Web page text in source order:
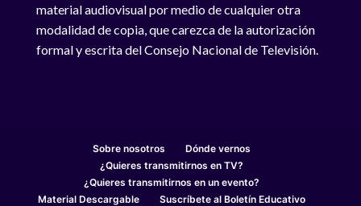
material audiovisual por medio de cualquier otra
modalidad de copia, que carezca de la autorización
formal y escrita del Consejo Nacional de Televisión.
Sobre nosotros
Dónde vernos
¿Quieres transmitirnos en TV?
¿Quieres transmitirnos en un evento?
Material Descargable
Suscríbete al Boletín Educativo